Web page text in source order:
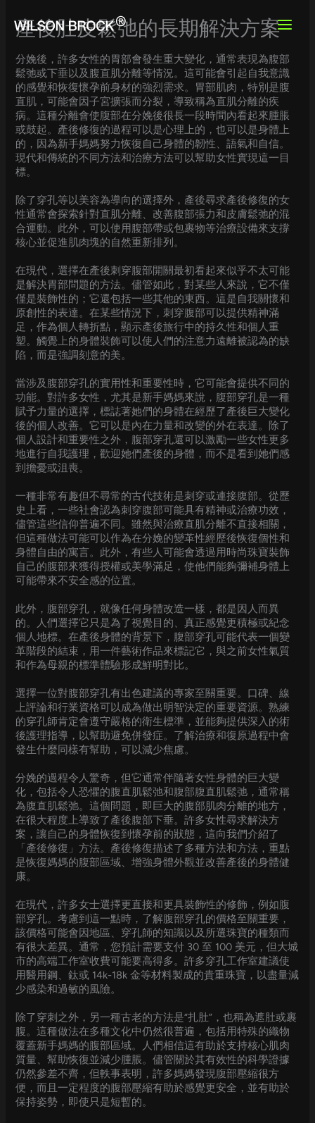
content
產後肚皮鬆弛的長期解決方案
分娩後，許多女性的胃部會發生重大變化，通常表現為腹部
鬆弛或下垂以及腹直肌分離等情況。這可能會引起自我意識
的感覺和恢復懷孕前身材的強烈需求。胃部肌肉，特別是腹
直肌，可能會因子宮擴張而分裂，導致稱為直肌分離的疾
病。這種分離會使腹部在分娩後很長一段時間內看起來腫脹
或鼓起。產後修復的過程可以是心理上的，也可以是身體上
的，因為新手媽媽努力恢復自己身體的韌性、語氣和自信。
現代和傳統的不同方法和治療方法可以幫助女性實現這一目
標。
除了穿孔等以美容為導向的選擇外，產後尋求產後修復的女
性通常會探索針對直肌分離、改善腹部張力和皮膚鬆弛的混
合運動。此外，可以使用腹部帶或包裹物等治療設備來支撐
核心並促進肌肉塊的自然重新排列。
在現代，選擇在產後刺穿腹部開關最初看起來似乎不太可能
是解決胃部問題的方法。儘管如此，對某些人來說，它不僅
僅是裝飾性的；它還包括一些其他的東西。這是自我關懷和
原創性的表達。在某些情況下，刺穿腹部可以提供精神滿
足，作為個人轉折點，顯示產後旅行中的持久性和個人重
塑。觸覺上的身體裝飾可以使人們的注意力遠離被認為的缺
陷，而是強調刻意的美。
當涉及腹部穿孔的實用性和重要性時，它可能會提供不同的
功能。對許多女性，尤其是新手媽媽來說，腹部穿孔是一種
賦予力量的選擇，標誌著她們的身體在經歷了產後巨大變化
後的個人改善。它可以是內在力量和改變的外在表達。除了
個人設計和重要性之外，腹部穿孔還可以激勵一些女性更多
地進行自我護理，歡迎她們產後的身體，而不是看到她們感
到擔憂或沮喪。
一種非常有趣但不尋常的古代技術是刺穿或連接腹部。從歷
史上看，一些社會認為刺穿腹部可能具有精神或治療功效，
儘管這些信仰普遍不同。雖然與治療直肌分離不直接相關，
但這種做法可能可以作為在分娩的變革性經歷後恢復個性和
身體自由的寓言。此外，有些人可能會透過用時尚珠寶裝飾
自己的腹部來獲得授權或美學滿足，使他們能夠彌補身體上
可能帶來不安全感的位置。
此外，腹部穿孔，就像任何身體改造一樣，都是因人而異
的。人們選擇它只是為了視覺目的、真正感覺更積極或紀念
個人地標。在產後身體的背景下，腹部穿孔可能代表一個變
革階段的結束，用一件藝術作品來標記它，與之前女性氣質
和作為母親的標準體驗形成鮮明對比。
選擇一位對腹部穿孔有出色建議的專家至關重要。口碑、線
上評論和行業資格可以成為做出明智決定的重要資源。熟練
的穿孔師肯定會遵守嚴格的衛生標準，並能夠提供深入的術
後護理指導，以幫助避免併發症。了解治療和復原過程中會
發生什麼同樣有幫助，可以減少焦慮。
分娩的過程令人驚奇，但它通常伴隨著女性身體的巨大變
化，包括令人恐懼的腹直肌鬆弛和腹部腹直肌鬆弛，通常稱
為腹直肌鬆弛。這個問題，即巨大的腹部肌肉分離的地方，
在很大程度上導致了產後腹部下垂。許多女性尋求解決方
案，讓自己的身體恢復到懷孕前的狀態，這向我們介紹了
「產後修復」方法。產後修復描述了多種方法和方法，重點
是恢復媽媽的腹部區域、增強身體外觀並改善產後的身體健
康。
在現代，許多女士選擇更直接和更具裝飾性的修飾，例如腹
部穿孔。考慮到這一點時，了解腹部穿孔的價格至關重要，
該價格可能會因地區、穿孔師的知識以及所選珠寶的種類而
有很大差異。通常，您預計需要支付 30 至 100 美元，但大城
市的高端工作室收費可能要高得多。許多穿孔工作室建議使
用醫用鋼、鈦或 14k-18k 金等材料製成的貴重珠寶，以盡量減
少感染和過敏的風險。
除了穿刺之外，另一種古老的方法是“扎肚”，也稱為遮肚或裹
腹。這種做法在多種文化中仍然很普遍，包括用特殊的織物
覆蓋新手媽媽的腹部區域。人們相信這有助於支持核心肌肉
質量、幫助恢復並減少腫脹。儘管關於其有效性的科學證據
仍然參差不齊，但軼事表明，許多媽媽發現腹部壓縮很方
便，而且一定程度的腹部壓縮有助於感覺更安全，並有助於
保持姿勢，即使只是短暫的。